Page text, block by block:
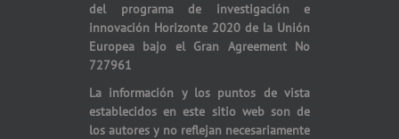
del programa de investigación e
innovación Horizonte 2020 de la Unión
Europea bajo el Gran Agreement No
727961
La información y los puntos de vista
establecidos en este sitio web son de
los autores y no reflejan necesariamente